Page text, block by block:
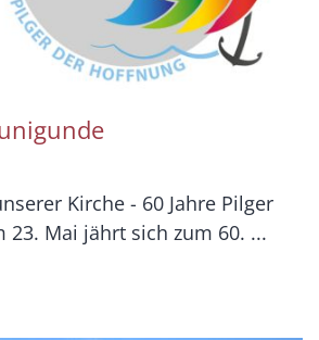
Kirche - 60 Jahre Pilger
23. Mai jährt sich zum 60. ...